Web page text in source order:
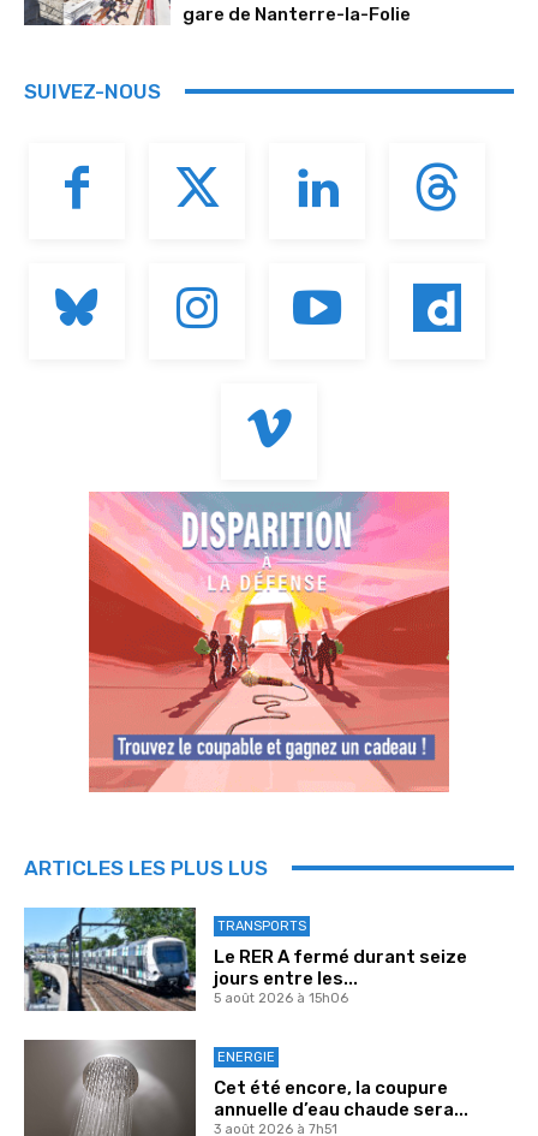
gare de Nanterre-la-Folie
SUIVEZ-NOUS
ARTICLES LES PLUS LUS
TRANSPORTS
Le RER A fermé durant seize
jours entre les...
5 août 2026 à 15h06
ENERGIE
Cet été encore, la coupure
annuelle d’eau chaude sera...
3 août 2026 à 7h51